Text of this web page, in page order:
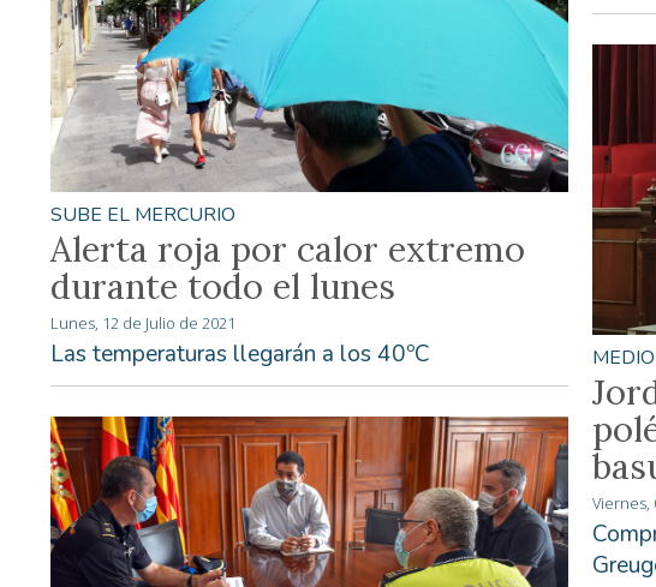
SUBE EL MERCURIO
Alerta roja por calor extremo
durante todo el lunes
Lunes, 12 de Julio de 2021
Las temperaturas llegarán a los 40ºC
Viernes,